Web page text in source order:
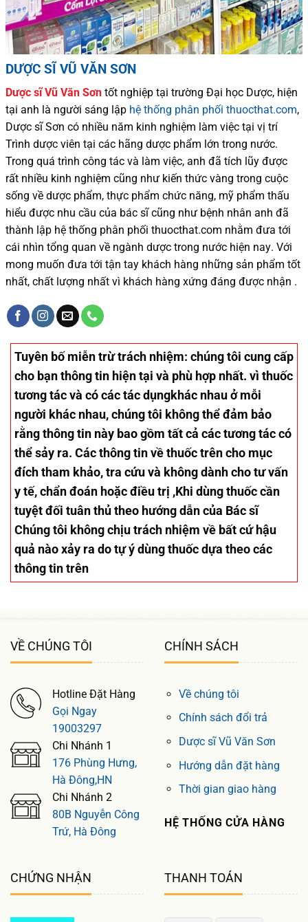
DƯỢC SĨ VŨ VĂN SƠN
Dược sĩVũ Văn Sơn tốt nghiệp tại trường Đại học Dược, hiện
tại anh là người sáng lập hệ thống phân phối thuocthat.com,
Dược sĩSơn có nhiều năm kinh nghiệm làm việc tại vị trí
Trình dược viên tại các hãng dược phẩm lớn trong nước.
Trong quá trình công tác và làm việc, anh đã tích lũy được
rất nhiều kinh nghiệm cũng như kiến thức vàng trong cuộc
sống về dược phẩm, thực phẩm chức năng, mỹ phẩm thấu
hiểu được nhu cầu của bác sĩcũng như bệnh nhân anh đã
thành lập hệ thống phân phối thuocthat.com nhằm đưa tới
cái nhìn tổng quan về ngành dược trong nước hiện nay. Với
mong muốn đưa tới tận tay khách hàng những sản phẩm tốt
nhất, chất lượng nhất vì khách hàng xứng đáng được nhận .
Tuyên bố miễn trừ trách nhiệm: chúng tôi cung cấp
cho bạn thông tin hiện tại và phù hợp nhất. vì thuốc
tương tác và có các tác dụngkhác nhau ở mỗi
người khác nhau, chúng tôi không thể đảm bảo
rằng thông tin này bao gồm tất cả các tương tác có
thể sảy ra. Các thông tin về thuốc trên cho mục
đích tham khảo, tra cứu và không dành cho tư vấn
y tế, chẩn đoán hoặc điều trị ,Khi dùng thuốc cần
tuyệt đối tuân thủ theo hướng dẫn của Bác sĩ
Chúng tôi không chịu trách nhiệm về bất cứ hậu
quả nào xảy ra do tự ý dùng thuốc dựa theo các
thông tin trên
VỀ CHÚNG TÔI
Hotline Đặt Hàng
Gọi Ngay
19003297
Chi Nhánh 1
176 Phùng Hưng,
Hà Đông,HN
Chi Nhánh 2
80B Nguyễn Công
Trứ, Hà Đông
CHÍNH SÁCH
Về chúng tôi
Chính sách đổi trả
Dược sĩ Vũ Văn Sơn
Hướng dẫn đặt hàng
Thời gian giao hàng
HỆ THỐNG CỬA HÀNG
CHỨNG NHẬN THANH TOÁN